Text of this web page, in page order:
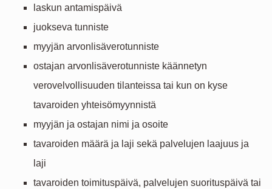
laskun antamispäivä
juokseva tunniste
myyjän arvonlisäverotunniste
ostajan arvonlisäverotunniste käännetyn
verovelvollisuuden tilanteissa tai kun on kyse
tavaroiden yhteisömyynnistä
myyjän ja ostajan nimi ja osoite
tavaroiden määrä ja laji sekä palvelujen laajuus ja
laji
tavaroiden toimituspäivä, palvelujen suorituspäivä tai